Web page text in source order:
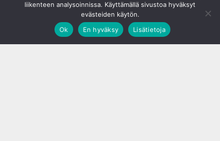
liikenteen analysoinnissa. Käyttämällä sivustoa hyväksyt
evästeiden käytön.
Ok
En hyväksy Lisätietoja